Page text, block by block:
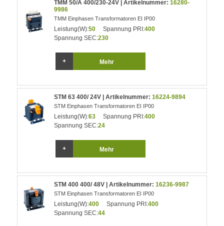
TMM 50/A 400/230-24V | Artikelnummer:16280-
9986
TMM Einphasen Transformatoren EI IP00
Leistung(W):50 Spannung PRI:400
Spannung SEC:230
Mehr
STM 63 400/ 24V | Artikelnummer:16224-9894
STM Einphasen Transformatoren EI IP00
Leistung(W):63 Spannung PRI:400
Spannung SEC:24
Mehr
STM 400 400/ 48V | Artikelnummer:16236-9987
STM Einphasen Transformatoren EI IP00
Leistung(W):400 Spannung PRI:400
Spannung SEC:44